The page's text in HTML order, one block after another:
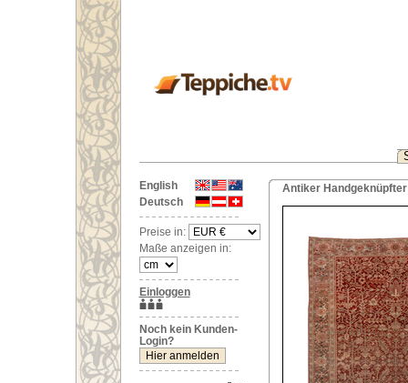
English
Deutsch
Preise in:
Maße anzeigen in:
Einloggen
Noch kein Kunden-
Login?
Antiker